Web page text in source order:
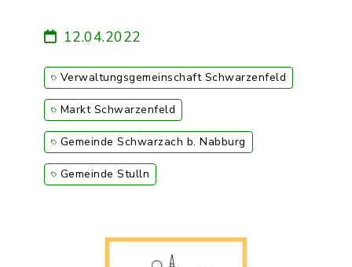
12.04.2022
Verwaltungsgemeinschaft Schwarzenfeld
Markt Schwarzenfeld
Gemeinde Schwarzach b. Nabburg
Gemeinde Stulln